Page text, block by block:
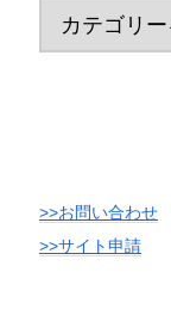
>>お問い合わせ
>>サイト申請